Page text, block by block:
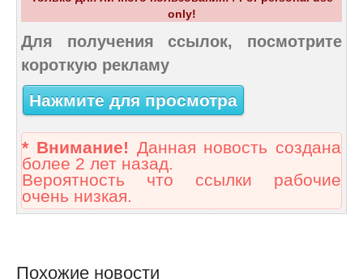
only!
Для получения ссылок, посмотрите
короткую рекламу
Нажмите для просмотра
* Внимание! Данная новость создана
более 2 лет назад.
Вероятность что ссылки рабочие
очень низкая.
Похожие новости